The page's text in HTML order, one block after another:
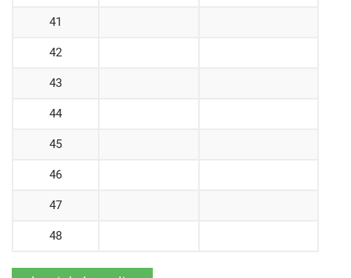
41
42
43
44
45
46
47
48